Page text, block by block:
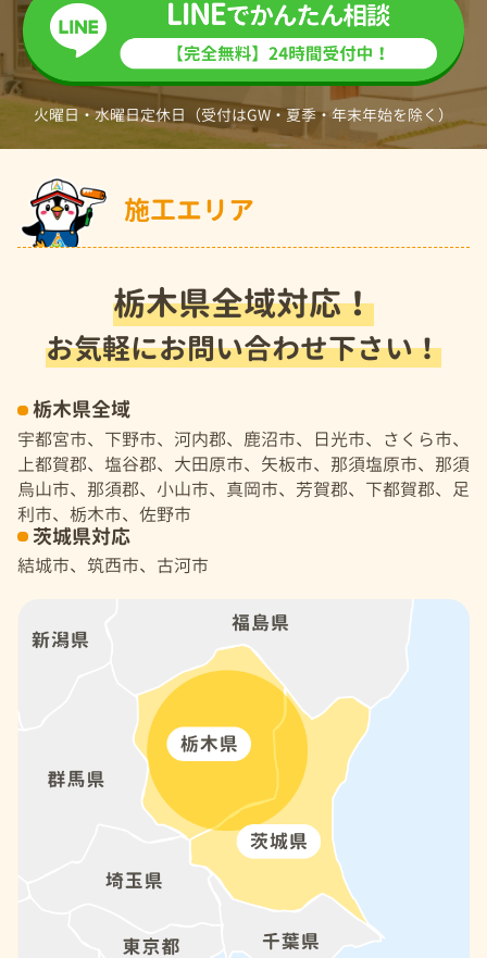
火曜日・水曜日定休日（受付はGW・夏季・年末年始を除く）
施工エリア
栃木県全域対応！
お気軽にお問い合わせ下さい！
栃木県全域
宇都宮市、下野市、河内郡、鹿沼市、日光市、さくら市、
上都賀郡、塩谷郡、大田原市、矢板市、那須塩原市、那須
烏山市、那須郡、小山市、真岡市、芳賀郡、下都賀郡、足
利市、栃木市、佐野市
茨城県対応
結城市、筑西市、古河市